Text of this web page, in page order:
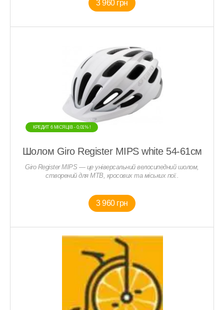
3 960 грн
КРЕДИТ 6 МIСЯЦIВ - 0,01% !
Шолом Giro Register MIPS white 54-61см
Giro Register MIPS — це універсальний велосипедний шолом,
створений для MTB, кросових та міських пої..
3 960 грн